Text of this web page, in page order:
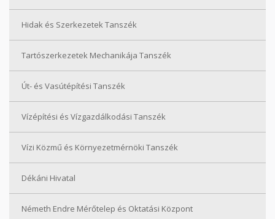
Hidak és Szerkezetek Tanszék
Tartószerkezetek Mechanikája Tanszék
Út- és Vasútépítési Tanszék
Vízépítési és Vízgazdálkodási Tanszék
Vízi Közmű és Környezetmérnöki Tanszék
Dékáni Hivatal
Németh Endre Mérőtelep és Oktatási Központ